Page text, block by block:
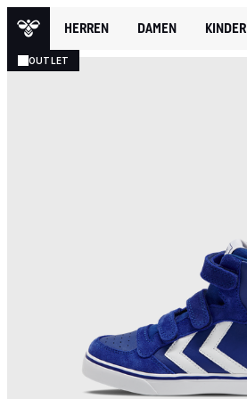
HERREN DAMEN KINDER
OUTLET